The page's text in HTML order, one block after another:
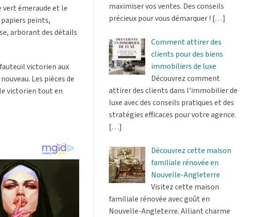
vert émeraude et le
peints,
arborant des détails
victorien aux
Les pièces de
victorien tout en
maximiser vos ventes. Des conseils
précieux pour vous démarquer ! […]
Comment attirer des
clients pour des biens
immobiliers de luxe
Découvrez comment
attirer des clients dans l'immobilier de
luxe avec des conseils pratiques et des
stratégies efficaces pour votre agence.
[…]
Découvrez cette maison
familiale rénovée en
Nouvelle-Angleterre
Visitez cette maison
familiale rénovée avec goût en
Nouvelle-Angleterre. Alliant charme